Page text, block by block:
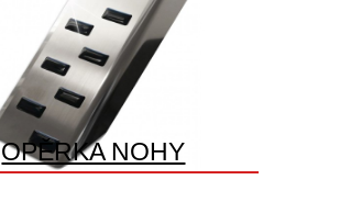
OPĚRKA NOHY